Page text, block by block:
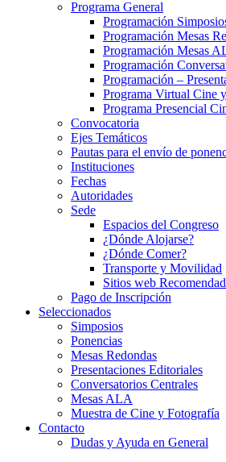
Programa General
Programación
Programación Mesas
Programación Mesas
Programación
Programación –
Programa Virtual Cine
Programa Presencial
Convocatoria
Ejes Temáticos
Pautas para el envío de
Instituciones
Fechas
Autoridades
Sede
Espacios del Congreso
¿Dónde Alojarse?
¿Dónde Comer?
Transporte y Movilidad
Sitios web
Pago de Inscripción
Seleccionados
Simposios
Ponencias
Mesas Redondas
Presentaciones Editoriales
Conversatorios Centrales
Mesas ALA
Muestra de Cine y Fotografía
Contacto
Dudas y Ayuda en General